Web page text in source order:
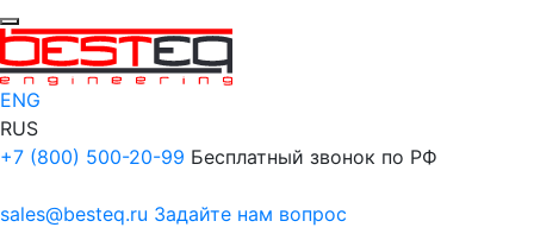
ENG
RUS
+7 (800) 500-20-99 Бесплатный звонок по РФ
sales@besteq.ru Задайте нам вопрос